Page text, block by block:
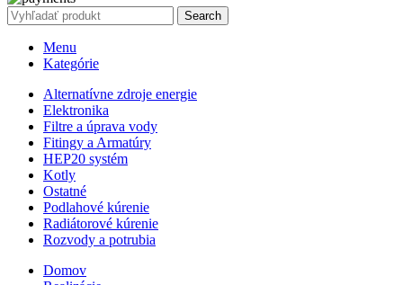
Search
Menu
Kategórie
Alternatívne zdroje energie
Elektronika
Filtre a úprava vody
Fitingy a Armatúry
HEP20 systém
Kotly
Ostatné
Podlahové kúrenie
Radiátorové kúrenie
Rozvody a potrubia
Domov